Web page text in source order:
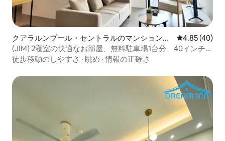
クアラルンプール・セントラルのマンション・
アパート
レビュー40
4.85 (40)
(JIM) 2寝室の快適なお部屋、無料駐車場1台分、40インチテ
レビ
徒歩移動のしやすさ · 眺め ·情報の正確さ